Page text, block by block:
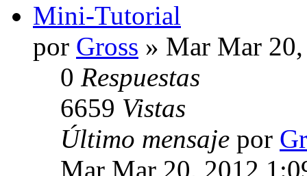
Mini-Tutorial
por Gross » Mar Mar
0 Respuestas
6659 Vistas
Último mensaje por
Mar Mar 20, 2012